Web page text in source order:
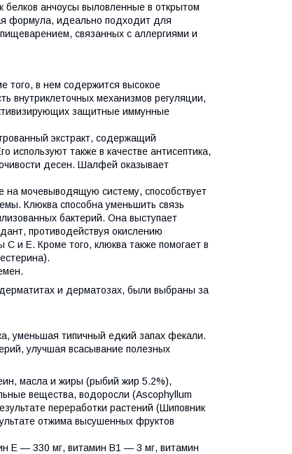
белков анчоусы выловленные в открытом
формула, идеально подходит для
связанных с аллергиями и
того, в нем содержится высокое
внутриклеточных механизмов регуляции,
защитные иммунные
экстракт, содержащий
также в качестве антисептика,
десен. Шалфей оказывает
на мочевыводящую систему, способствует
Клюква способна уменьшить связь
бактерий. Она выступает
противодействуя окислению
и Е. Кроме того, клюква также помогает в
и дерматозах, были выбраны за
уменьшая типичный едкий запах фекали.
улучшая всасывание полезных
масла и жиры (рыбий жир 5.2%),
вещества, водоросли (Ascophyllum
переработки растений (Шиповник
отжима высушенных фруктов
Е — 330 мг, витамин B1 — 3 мг, витамин